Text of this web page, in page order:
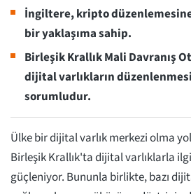
İngiltere, kripto
bir yaklaşıma sahip.
Birleşik Krallık Mali Davranış
dijital varlıkların
sorumludur.
Ülke bir dijital varlık merkezi olma
Birleşik Krallık'ta dijital varlıklarla
güçleniyor. Bununla birlikte, bazı